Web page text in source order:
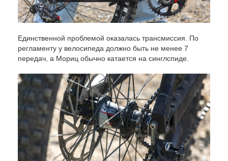
Единственной проблемой оказалась трансмиссия. По
регламенту у велосипеда должно быть не менее 7
передач, а Мориц обычно катается на синглспиде.